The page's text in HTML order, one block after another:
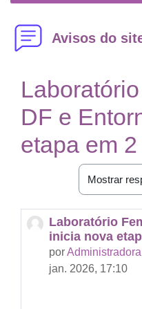
Avisos do
DF e
etapa em
Modo de
Laboratório
inicia nova
por
jan. 2026, 17:10
Número de